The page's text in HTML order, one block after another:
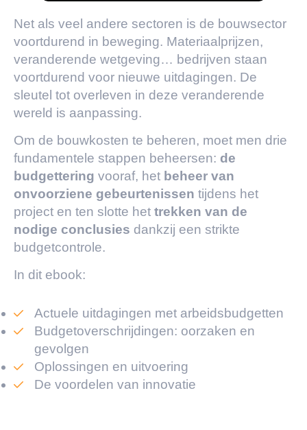
Net als veel andere sectoren is de bouwsector
voortdurend in beweging. Materiaalprijzen,
veranderende wetgeving… bedrijven staan
voortdurend voor nieuwe uitdagingen. De
sleutel tot overleven in deze veranderende
wereld is aanpassing.
Om de bouwkosten te beheren, moet men drie
fundamentele stappen beheersen: de
budgettering vooraf, het beheer van
onvoorziene gebeurtenissen tijdens het
project en ten slotte het trekken van de
nodige conclusies dankzij een strikte
budgetcontrole.
In dit ebook:
Actuele uitdagingen met arbeidsbudgetten
Budgetoverschrijdingen: oorzaken en
gevolgen
Oplossingen en uitvoering
De voordelen van innovatie